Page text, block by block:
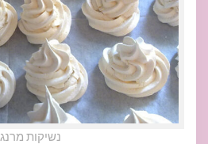
נשיקות מרנג